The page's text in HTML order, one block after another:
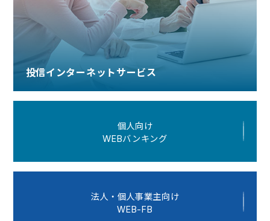
個人向け
WEBバンキング
法人・個人事業主向け
WEB-FB
投信インターネットサービス